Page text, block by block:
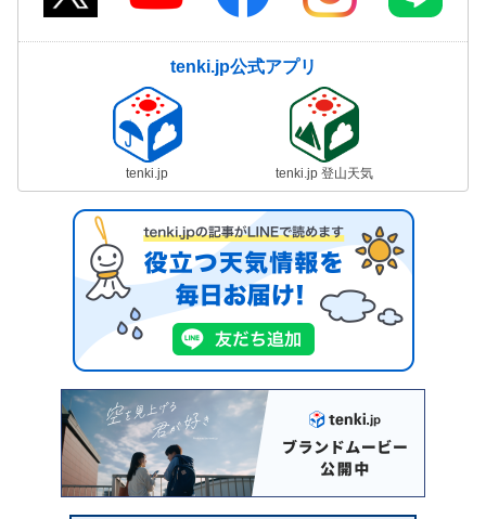
tenki.jp公式アプリ
tenki.jp tenki.jp 登山天気